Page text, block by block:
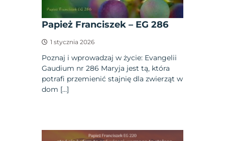
Papież Franciszek – EG 286
1 stycznia 2026
Poznaj i wprowadzaj w życie: Evangelii
Gaudium nr 286 Maryja jest tą, która
potrafi przemienić stajnię dla zwierząt w
dom […]